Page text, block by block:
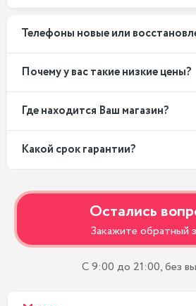
Телефоны новые или
Почему у вас такие низкие цены?
Где находится Ваш магазин?
Какой срок гарантии?
Остались
Закажите обратный
С 9:00 до 21:00, без